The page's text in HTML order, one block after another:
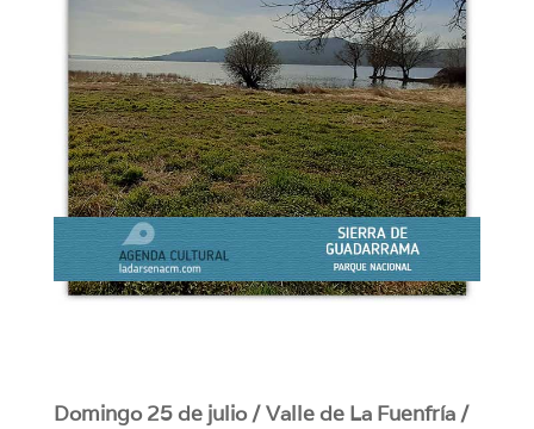
Domingo 25 de julio / Valle de La Fuenfría /